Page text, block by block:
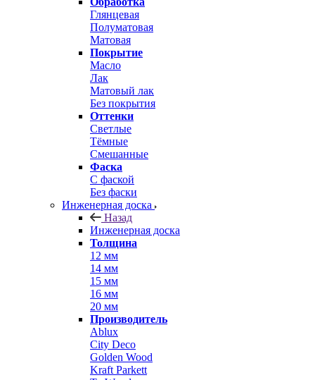
Глянцевая
Полуматовая
Матовая
Покрытие
Масло
Лак
Матовый лак
Без покрытия
Оттенки
Светлые
Тёмные
Смешанные
Фаска
С фаской
Без фаски
Инженерная доска
Назад
Инженерная доска
Толщина
12 мм
14 мм
15 мм
16 мм
20 мм
Производитель
Ablux
City Deco
Golden Wood
Kraft Parkett